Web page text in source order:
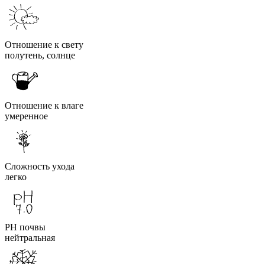
Отношение к свету
полутень, солнце
Отношение к влаге
умеренное
Сложность ухода
легко
PH почвы
нейтральная